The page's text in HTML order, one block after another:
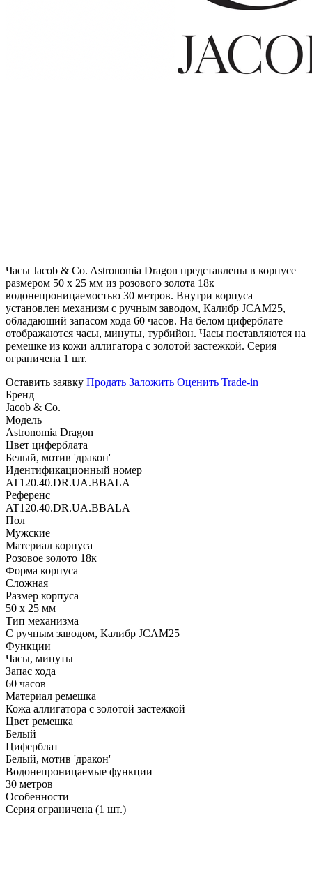
Часы Jacob & Co. Astronomia Dragon представлены в корпусе
размером 50 х 25 мм из розового золота 18к
водонепроницаемостью 30 метров. Внутри корпуса
установлен механизм с ручным заводом, Калибр JCАM25,
обладающий запасом хода 60 часов. На белом циферблате
отображаются часы, минуты, турбийон. Часы поставляются на
ремешке из кожи аллигатора с золотой застежкой. Серия
ограничена 1 шт.
Оставить заявку Продать Заложить Оценить Trade-in
Бренд
Jacob & Co.
Модель
Astronomia Dragon
Цвет циферблата
Белый, мотив 'дракон'
Идентификационный номер
AT120.40.DR.UA.BBALA
Референс
AT120.40.DR.UA.BBALA
Пол
Мужские
Материал корпуса
Розовое золото 18к
Форма корпуса
Сложная
Размер корпуса
50 х 25 мм
Тип механизма
С ручным заводом, Калибр JCAM25
Функции
Часы, минуты
Запас хода
60 часов
Материал ремешка
Кожа аллигатора с золотой застежкой
Цвет ремешка
Белый
Циферблат
Белый, мотив 'дракон'
Водонепроницаемые функции
30 метров
Особенности
Серия ограничена (1 шт.)